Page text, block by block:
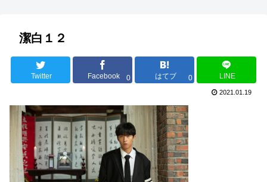
潔白１２
Twitter Facebook 0 はてブ 0 LINE
2021.01.19